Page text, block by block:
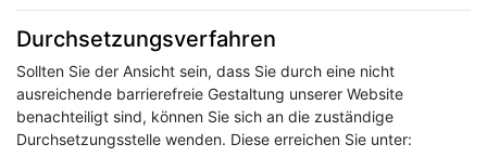
Durchsetzungsverfahren
Sollten Sie der Ansicht sein, dass Sie durch eine nicht
ausreichende barrierefreie Gestaltung unserer Website
benachteiligt sind, können Sie sich an die zuständige
Durchsetzungsstelle wenden. Diese erreichen Sie unter: